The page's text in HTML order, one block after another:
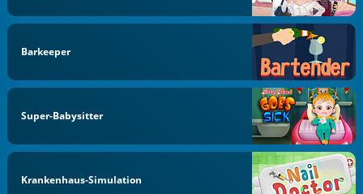
Barkeeper
Super-Babysitter
Krankenhaus-Simulation